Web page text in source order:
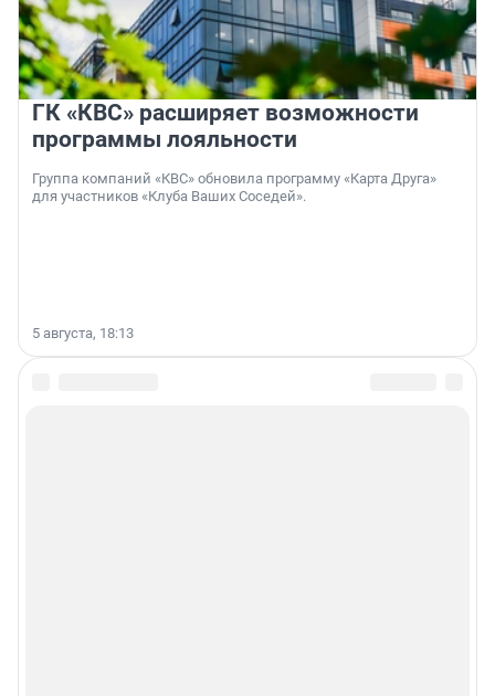
ГК «КВС» расширяет возможности
программы лояльности
Группа компаний «КВС» обновила программу «Карта Друга»
для участников «Клуба Ваших Соседей».
5 августа, 18:13